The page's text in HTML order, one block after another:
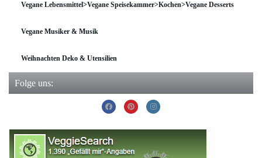
Vegane Lebensmittel>Vegane Speisekammer>Kochen>Vegane Desserts
Vegane Musiker & Musik
Weihnachten Deko & Utensilien
Folge uns: